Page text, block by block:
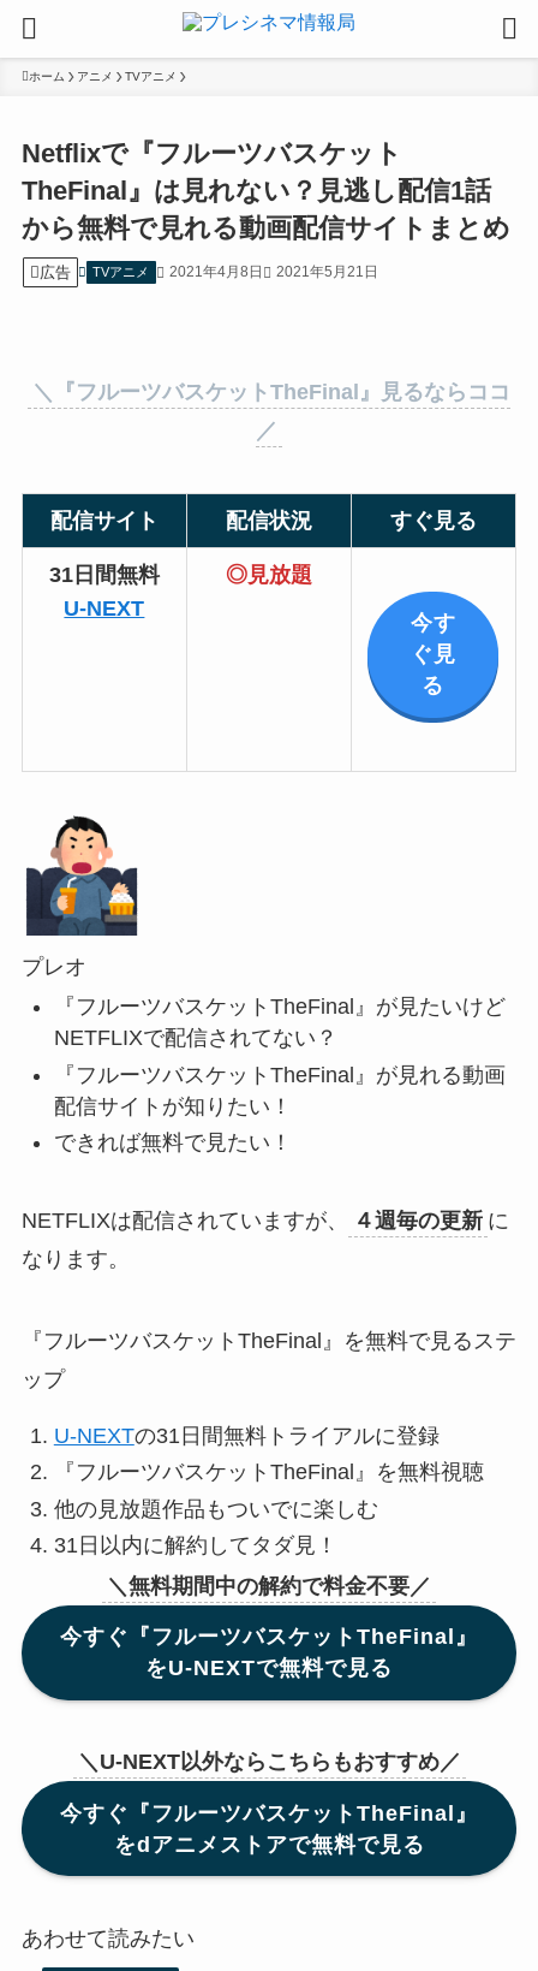
ホーム アニメ TVアニメ
Netflixで『フルーツバスケット
TheFinal』は見れない？見逃し配信1話
から無料で見れる動画配信サイトまとめ
広告 TVアニメ 2021年4月8日 2021年5月21日
＼『フルーツバスケットTheFinal 』見るならココ
／
配信サイト 配信状況 すぐ見る
31日間無料
U-NEXT
◎見放題
今す
ぐ見
る
プレオ
『フルーツバスケットTheFinal』が見たいけど
NETFLIXで配信されてない？
『フルーツバスケットTheFinal』が見れる動画
配信サイトが知りたい！
できれば無料で見たい！
NETFLIXは配信されていますが、 ４週毎の更新 に
なります。
『フルーツバスケットTheFinal』を無料で見るステ
ップ
U-NEXTの31日間無料トライアルに登録
『フルーツバスケットTheFinal』を無料視聴
他の見放題作品もついでに楽しむ
31日以内に解約してタダ見！
＼無料期間中の解約で料金不要／
今すぐ『フルーツバスケットTheFinal』
をU-NEXTで無料で見る
＼U-NEXT以外ならこちらもおすすめ／
今すぐ『フルーツバスケットTheFinal』
をdアニメストアで無料で見る
あわせて読みたい